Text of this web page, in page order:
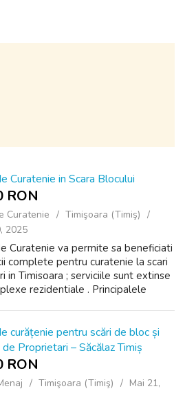
Curatenie in Scara Blocului
RON
Curatenie
Timişoara (Timiş)
2025
Curatenie va permite sa beneficiati
complete pentru curatenie la scari
in Timisoara ; serviciile sunt extinse
rezidentiale . Principalele
curățenie pentru scări de bloc și
Proprietari – Săcălaz Timiș
RON
Timişoara (Timiş)
Mai 21,